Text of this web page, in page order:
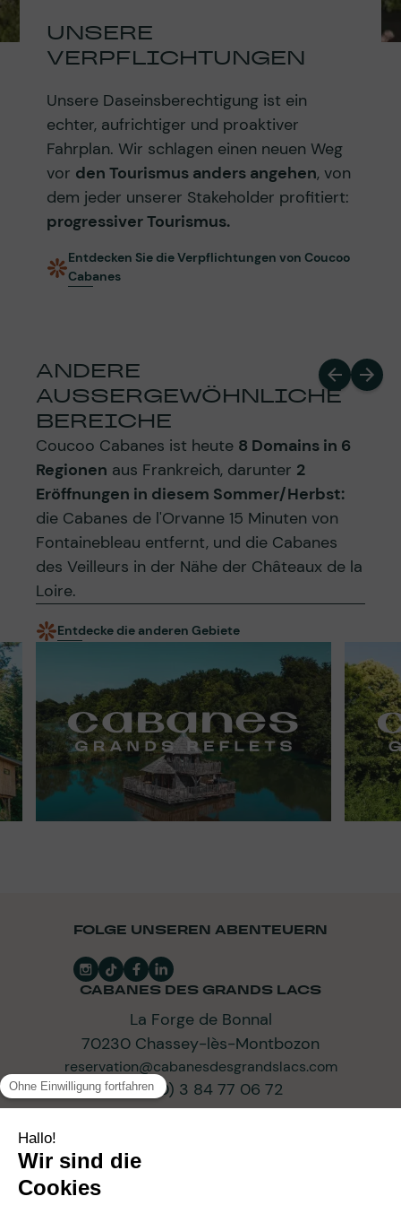
UNSERE
VERPFLICHTUNGEN
Unsere Daseinsberechtigung ist ein
echter, aufrichtiger und proaktiver
Fahrplan. Wir schlagen einen neuen Weg
vor den Tourismus anders angehen, von
dem jeder unserer Stakeholder profitiert:
progressiver Tourismus.
Entdecken Sie die Verpflichtungen von Coucoo
Cabanes
ANDERE
AUSSERGEWÖHNLICHE B
EREICHE
Coucoo Cabanes ist heute 8 Domains in 6
Regionen aus Frankreich, darunter 2
Eröffnungen in diesem Sommer/Herbst:
die Cabanes de l'Orvanne 15 Minuten von
Fontainebleau entfernt, und die Cabanes
des Veilleurs in der Nähe der Châteaux de la
Loire.
Entdecke die anderen Gebiete
FOLGE UNSEREN ABENTEUERN
CABANES DES GRANDS LACS
La Forge de Bonnal
70230 Chassey-lès-Montbozon
reservation@cabanesdesgrandslacs.com
+33 (0) 3 84 77 06 72
ABONNIEREN SIE UNSEREN NEWSLETTER